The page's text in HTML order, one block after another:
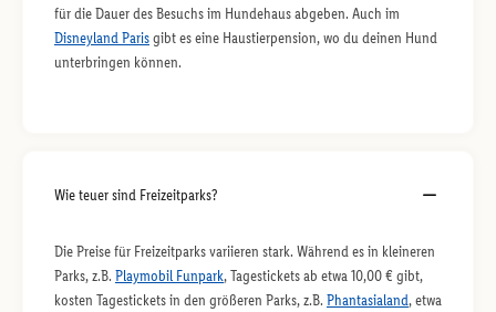
für die Dauer des Besuchs im Hundehaus abgeben. Auch im
Disneyland Parisgibt es eine Haustierpension, wo du deinen Hund
unterbringen können.
Wie teuer sind Freizeitparks?
Die Preise für Freizeitparks variieren stark. Während es in kleineren
Parks, z.B. Playmobil Funpark, Tagestickets ab etwa 10,00 € gibt,
kosten Tagestickets in den größeren Parks, z.B. Phantasialand, etwa